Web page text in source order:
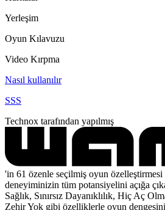
Yerleşim
Oyun Kılavuzu
Video Kırpma
Nasıl kullanılır
SSS
Technox tarafından yapılmış
'in 61 özenle seçilmiş oyun
deneyiminizin tüm potansiyelini açığa
Sağlık, Sınırsız Dayanıklılık, Hiç Aç
Zehir Yok gibi özelliklerle oyun